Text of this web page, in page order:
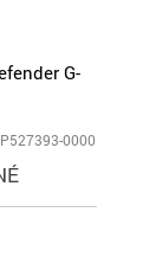
G-
0000